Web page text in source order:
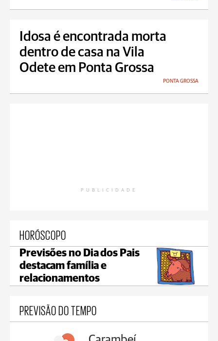
Idosa é encontrada morta
dentro de casa na Vila
Odete em Ponta Grossa
PONTA GROSSA
PUBLICIDADE
HORÓSCOPO
Previsões no Dia dos Pais
destacam família e
relacionamentos
PREVISÃO DO TEMPO